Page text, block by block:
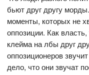
бьют друг другу
моменты, которых не
оппозиции. Как
клейма на лбы друг
оппозиционеров
дело, что они звучат